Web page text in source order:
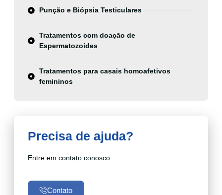
Punção e Biópsia Testiculares
Tratamentos com doação de
Espermatozoides
Tratamentos para casais homoafetivos
femininos
Precisa de ajuda?
Entre em contato conosco
Contato